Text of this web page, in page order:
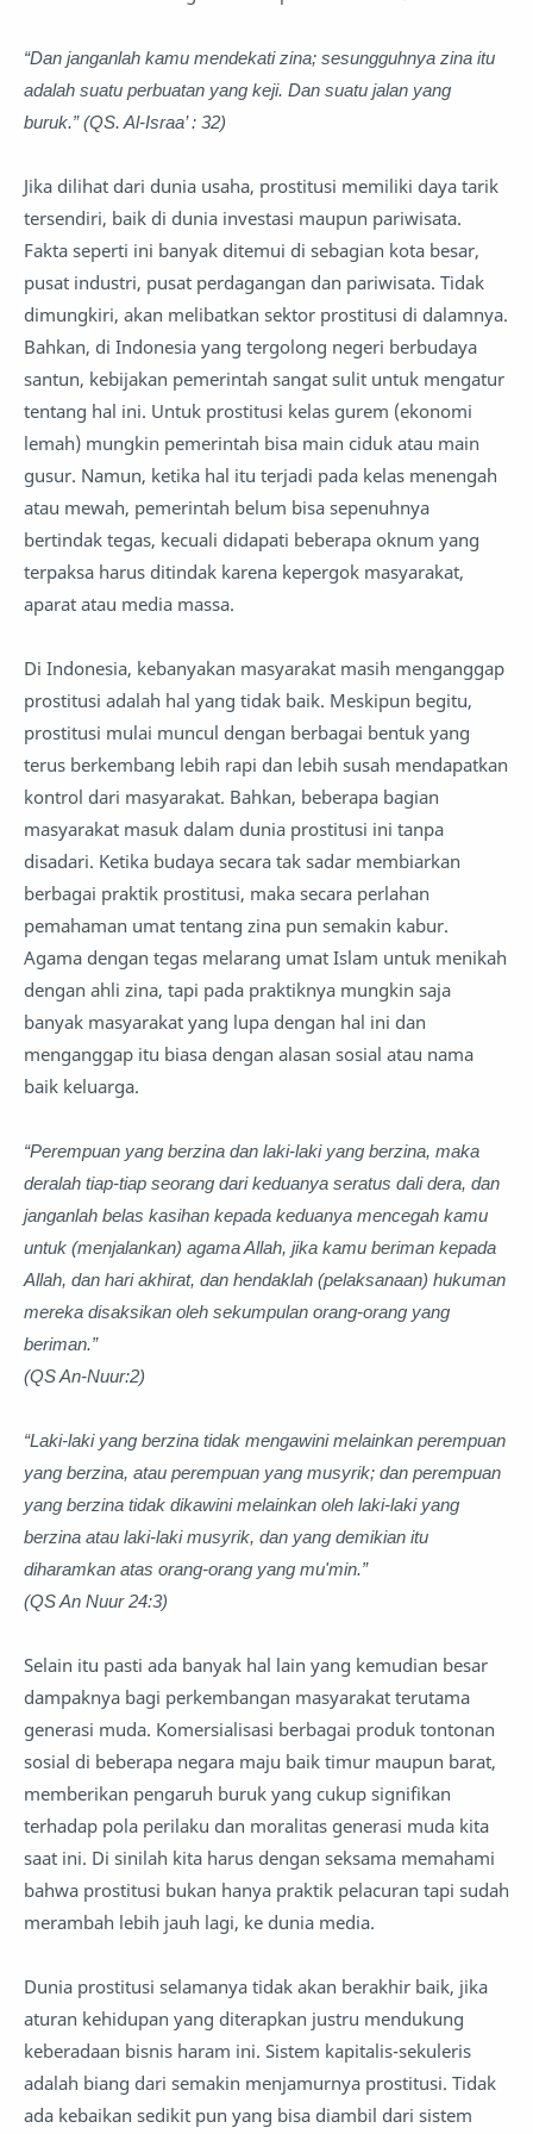
“Dan janganlah kamu mendekati zina; sesungguhnya zina itu
adalah suatu perbuatan yang keji. Dan suatu jalan yang
buruk.” (QS. Al-Israa’ : 32)
Jika dilihat dari dunia usaha, prostitusi memiliki daya tarik
tersendiri, baik di dunia investasi maupun pariwisata.
Fakta seperti ini banyak ditemui di sebagian kota besar,
pusat industri, pusat perdagangan dan pariwisata. Tidak
dimungkiri, akan melibatkan sektor prostitusi di dalamnya.
Bahkan, di Indonesia yang tergolong negeri berbudaya
santun, kebijakan pemerintah sangat sulit untuk mengatur
tentang hal ini. Untuk prostitusi kelas gurem (ekonomi
lemah) mungkin pemerintah bisa main ciduk atau main
gusur. Namun, ketika hal itu terjadi pada kelas menengah
atau mewah, pemerintah belum bisa sepenuhnya
bertindak tegas, kecuali didapati beberapa oknum yang
terpaksa harus ditindak karena kepergok masyarakat,
aparat atau media massa.
Di Indonesia, kebanyakan masyarakat masih menganggap
prostitusi adalah hal yang tidak baik. Meskipun begitu,
prostitusi mulai muncul dengan berbagai bentuk yang
terus berkembang lebih rapi dan lebih susah mendapatkan
kontrol dari masyarakat. Bahkan, beberapa bagian
masyarakat masuk dalam dunia prostitusi ini tanpa
disadari. Ketika budaya secara tak sadar membiarkan
berbagai praktik prostitusi, maka secara perlahan
pemahaman umat tentang zina pun semakin kabur.
Agama dengan tegas melarang umat Islam untuk menikah
dengan ahli zina, tapi pada praktiknya mungkin saja
banyak masyarakat yang lupa dengan hal ini dan
menganggap itu biasa dengan alasan sosial atau nama
baik keluarga.
“Perempuan yang berzina dan laki-laki yang berzina, maka
deralah tiap-tiap seorang dari keduanya seratus dali dera, dan
janganlah belas kasihan kepada keduanya mencegah kamu
untuk (menjalankan) agama Allah, jika kamu beriman kepada
Allah, dan hari akhirat, dan hendaklah (pelaksanaan) hukuman
mereka disaksikan oleh sekumpulan orang-orang yang
beriman.”
(QS An-Nuur:2)
“Laki-laki yang berzina tidak mengawini melainkan perempuan
yang berzina, atau perempuan yang musyrik; dan perempuan
yang berzina tidak dikawini melainkan oleh laki-laki yang
berzina atau laki-laki musyrik, dan yang demikian itu
diharamkan atas orang-orang yang mu'min.”
(QS An Nuur 24:3)
Selain itu pasti ada banyak hal lain yang kemudian besar
dampaknya bagi perkembangan masyarakat terutama
generasi muda. Komersialisasi berbagai produk tontonan
sosial di beberapa negara maju baik timur maupun barat,
memberikan pengaruh buruk yang cukup signifikan
terhadap pola perilaku dan moralitas generasi muda kita
saat ini. Di sinilah kita harus dengan seksama memahami
bahwa prostitusi bukan hanya praktik pelacuran tapi sudah
merambah lebih jauh lagi, ke dunia media.
Dunia prostitusi selamanya tidak akan berakhir baik, jika
aturan kehidupan yang diterapkan justru mendukung
keberadaan bisnis haram ini. Sistem kapitalis-sekuleris
adalah biang dari semakin menjamurnya prostitusi. Tidak
ada kebaikan sedikit pun yang bisa diambil dari sistem